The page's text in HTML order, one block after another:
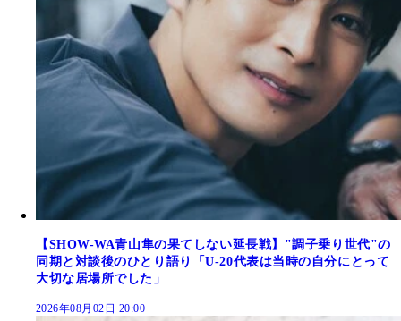
【SHOW-WA青山隼の果てしない延長戦】"調子乗り世代"の
同期と対談後のひとり語り「U-20代表は当時の自分にとって
大切な居場所でした」
2026年08月02日 20:00